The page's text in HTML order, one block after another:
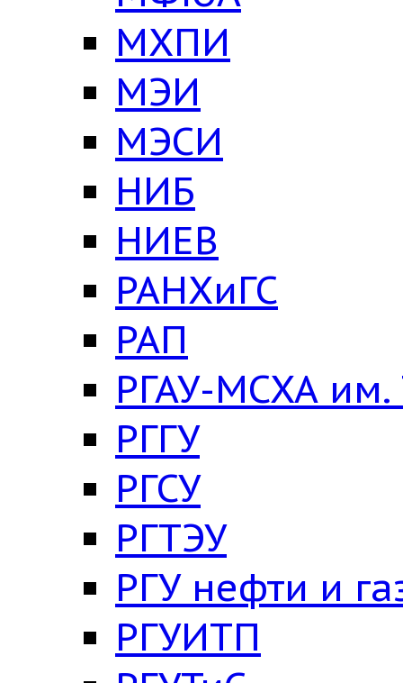
МХПИ
МЭИ
МЭСИ
НИБ
НИЕВ
РАНХиГС
РАП
РГАУ-МСХА им.
РГГУ
РГСУ
РГТЭУ
РГУ нефти и
РГУИТП